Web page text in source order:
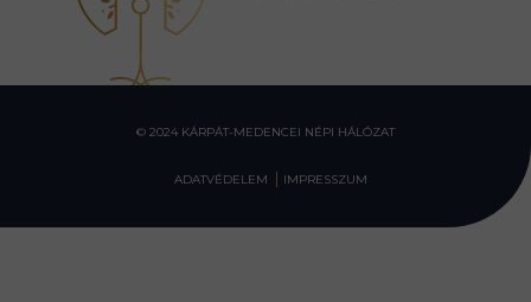
© 2024 KÁRPÁT-MEDENCEI NÉPI HÁLÓZAT
ADATVÉDELEM IMPRESSZUM